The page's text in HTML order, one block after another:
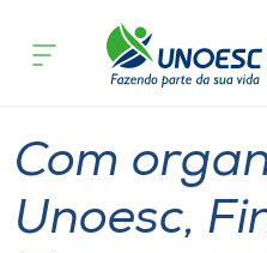
Cursos
Pesquisa
acontece
Tecnologia
Com
Unoesc,